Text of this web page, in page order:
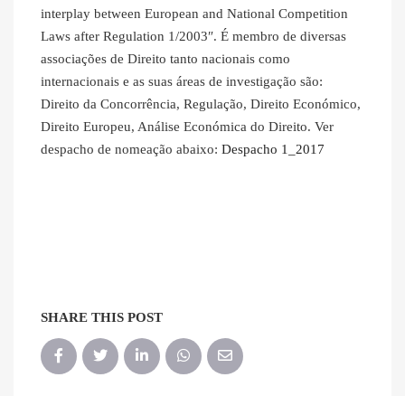
interplay between European and National Competition
Laws after Regulation 1/2003″. É membro de diversas
associações de Direito tanto nacionais como
internacionais e as suas áreas de investigação são:
Direito da Concorrência, Regulação, Direito Económico,
Direito Europeu, Análise Económica do Direito. Ver
despacho de nomeação abaixo: Despacho 1_2017
SHARE THIS POST